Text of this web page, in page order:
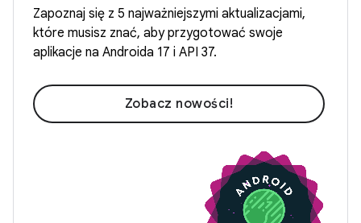
Zapoznaj się z 5 najważniejszymi aktualizacjami,
które musisz znać, aby przygotować swoje
aplikacje na Androida 17 i API 37.
Zobacz nowości!